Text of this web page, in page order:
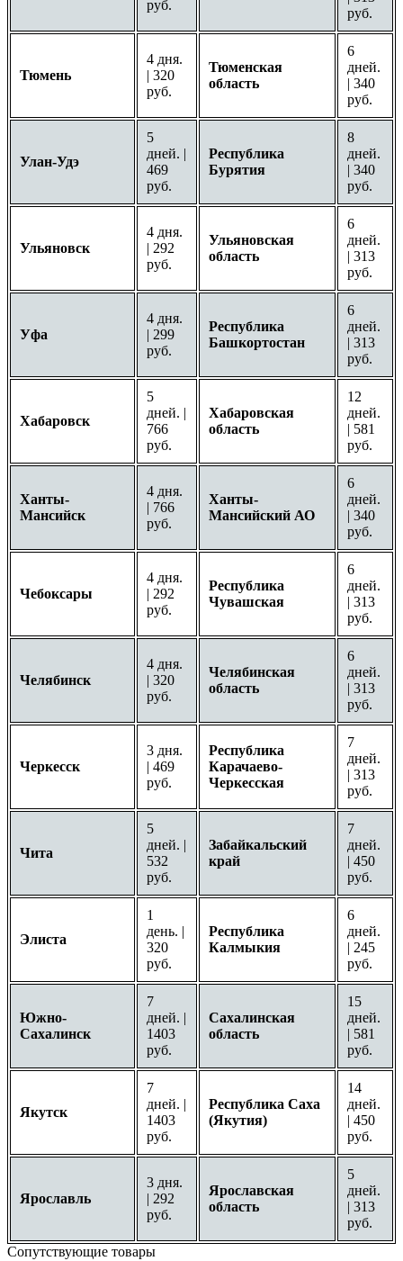
руб.
руб.
Тюмень
4 дня.
| 320
руб.
Тюменская
область
6
дней.
| 340
руб.
Улан-Удэ
5
дней. |
469
руб.
Республика
Бурятия
8
дней.
| 340
руб.
Ульяновск
4 дня.
| 292
руб.
Ульяновская
область
6
дней.
| 313
руб.
Уфа
4 дня.
| 299
руб.
Республика
Башкортостан
6
дней.
| 313
руб.
Хабаровск
5
дней. |
766
руб.
Хабаровская
область
12
дней.
| 581
руб.
Ханты-
Мансийск
4 дня.
| 766
руб.
Ханты-
Мансийский АО
6
дней.
| 340
руб.
Чебоксары
4 дня.
| 292
руб.
Республика
Чувашская
6
дней.
| 313
руб.
Челябинск
4 дня.
| 320
руб.
Челябинская
область
6
дней.
| 313
руб.
Черкесск
3 дня.
| 469
руб.
Республика
Карачаево-
Черкесская
7
дней.
| 313
руб.
Чита
5
дней. |
532
руб.
Забайкальский
край
7
дней.
| 450
руб.
Элиста
1
день. |
320
руб.
Республика
Калмыкия
6
дней.
| 245
руб.
Южно-
Сахалинск
7
дней. |
1403
руб.
Сахалинская
область
15
дней.
| 581
руб.
Якутск
7
дней. |
1403
руб.
Республика Саха
(Якутия)
14
дней.
| 450
руб.
Ярославль
3 дня.
| 292
руб.
Ярославская
область
5
дней.
| 313
руб.
Сопутствующие товары